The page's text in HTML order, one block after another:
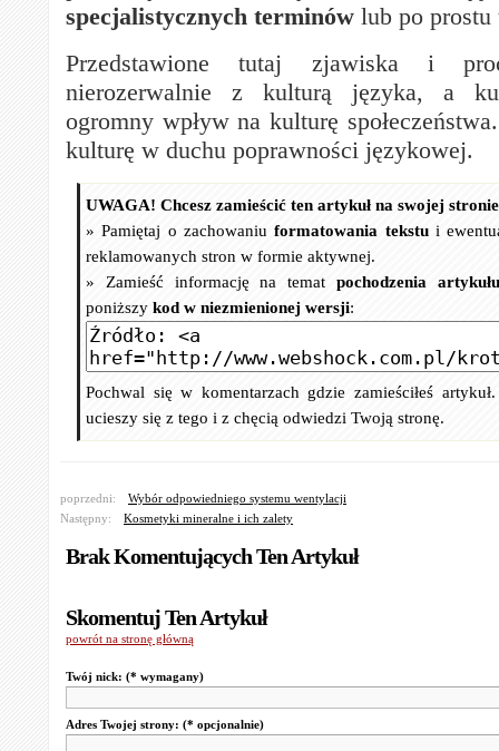
specjalistycznych terminów lub po
Przedstawione tutaj zjawiska i
nierozerwalnie z kulturą języka, a
ogromny wpływ na kulturę
kulturę w duchu poprawności językowej.
UWAGA! Chcesz zamieścić ten artykuł na swojej
» Pamiętaj o zachowaniuformatowania tekstui
reklamowanych stron w formie aktywnej.
» Zamieść informację na temat pochodzenia artykułu
poniższy kod w niezmienionej wersji:
Pochwal się w komentarzach gdzie zamieściłeś
ucieszy się z tego i z chęcią odwiedzi Twoją stronę.
poprzedni:
Wybór odpowiedniego systemu wentylacji
Następny:
Kosmetyki mineralne i ich zalety
Brak Komentujących Ten Artykuł
Skomentuj Ten Artykuł
powrót na stronę główną
Twój nick: (* wymagany)
Adres Twojej strony: (* opcjonalnie)